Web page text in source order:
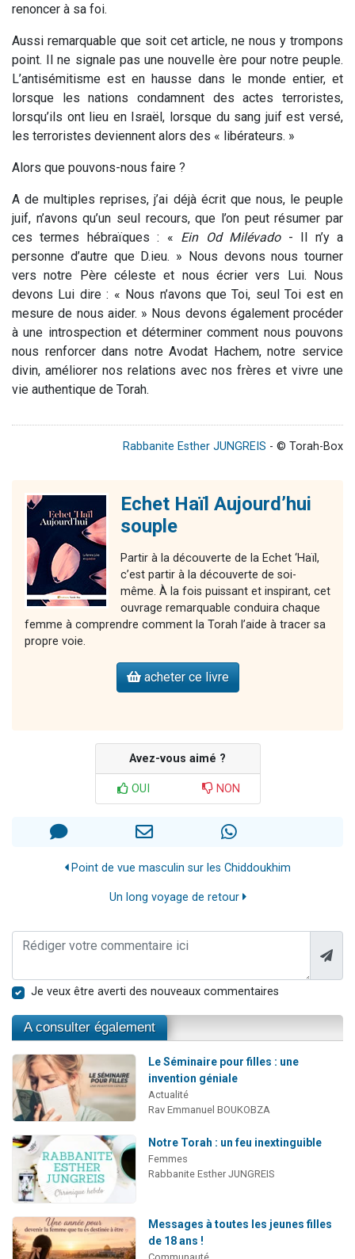
renoncer à sa foi.
Aussi remarquable que soit cet article, ne nous y trompons
point. Il ne signale pas une nouvelle ère pour notre peuple.
L’antisémitisme est en hausse dans le monde entier, et
lorsque les nations condamnent des actes terroristes,
lorsqu’ils ont lieu en Israël, lorsque du sang juif est versé,
les terroristes deviennent alors des « libérateurs. »
Alors que pouvons-nous faire ?
A de multiples reprises, j’ai déjà écrit que nous, le peuple
juif, n’avons qu’un seul recours, que l’on peut résumer par
ces termes hébraïques : « Ein Od Milévado- Il n’y a
personne d’autre que D.ieu. » Nous devons nous tourner
vers notre Père céleste et nous écrier vers Lui. Nous
devons Lui dire : « Nous n’avons que Toi, seul Toi est en
mesure de nous aider. » Nous devons également procéder
à une introspection et déterminer comment nous pouvons
nous renforcer dans notre Avodat Hachem, notre service
divin, améliorer nos relations avec nos frères et vivre une
vie authentique de Torah.
Rabbanite Esther JUNGREIS - © Torah-Box
Echet Haïl Aujourd’hui
souple
Partir à la découverte de la Echet ‘Haïl,
c’est partir à la découverte de soi-
même. À la fois puissant et inspirant, cet
ouvrage remarquable conduira chaque
femme à comprendre comment la Torah l’aide à tracer sa
propre voie.
acheter ce livre
Avez-vous aimé ?
OUI NON
Point de vue masculin sur les Chiddoukhim
Un long voyage de retour
Je veux être averti des nouveaux commentaires
A consulter également
Le Séminaire pour filles : une
invention géniale
Actualité
Rav Emmanuel BOUKOBZA
Notre Torah : un feu inextinguible
Femmes
Rabbanite Esther JUNGREIS
Messages à toutes les jeunes filles
de 18 ans !